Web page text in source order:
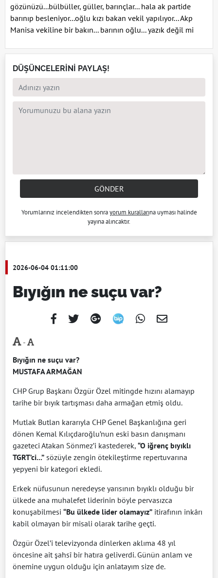
gözünüzü...bülbüller, güller, barınçlar... hala ak partide
barınıp besleniyor...oğlu kızı bakan vekil yapılıyor... Akp
Manisa vekiline bir bakın... barının oğlu... yazık değil mi
DÜŞÜNCELERİNİ PAYLAŞ!
GÖNDER
Yorumlarınız incelendikten sonrayorum kurallarına uyması halinde
yayına alıncaktır.
2026-06-04 01:11:00
Bıyığın ne suçu var?
-
Bıyığın ne suçu var?
MUSTAFA ARMAĞAN
CHP Grup Başkanı Özgür Özel mitingde hızını alamayıp
tarihe bir bıyık tartışması daha armağan etmiş oldu.
Mutlak Butlan kararıyla CHP Genel Başkanlığına geri
dönen Kemal Kılıçdaroğlu’nun eski basın danışmanı
gazeteci Atakan Sönmez’i kastederek, “O iğrenç bıyıklı
TGRT’ci...” sözüyle zengin ötekileştirme repertuvarına
yepyeni bir kategori ekledi.
Erkek nüfusunun neredeyse yarısının bıyıklı olduğu bir
ülkede ana muhalefet liderinin böyle pervasızca
konuşabilmesi “Bu ülkede lider olamayız” itirafının inkârı
kabil olmayan bir misali olarak tarihe geçti.
Özgür Özel’i televizyonda dinlerken aklıma 48 yıl
öncesine ait şahsî bir hatıra geliverdi. Günün anlam ve
önemine uygun olduğu için anlatayım size de.